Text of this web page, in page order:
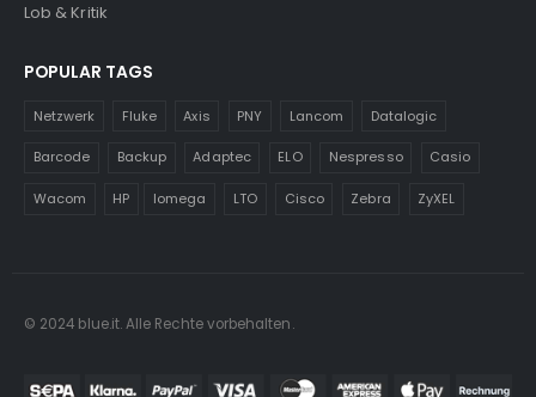
Lob & Kritik
POPULAR TAGS
Netzwerk Fluke Axis PNY Lancom Datalogic
Barcode Backup Adaptec ELO Nespresso Casio
Wacom HP Iomega LTO Cisco Zebra ZyXEL
© 2024 blue.it. Alle Rechte vorbehalten.